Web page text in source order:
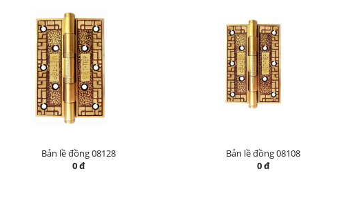
Bản lề đồng 08128
0 đ
Bản lề đồng 08108
0 đ